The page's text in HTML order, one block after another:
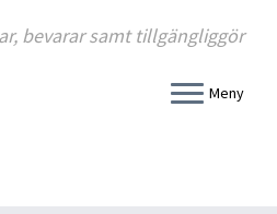
bevarar samt tillgängliggör
Meny